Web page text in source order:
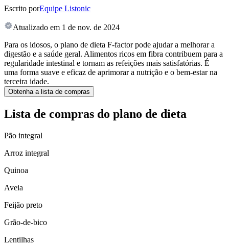
Escrito porEquipe Listonic
Atualizado em 1 de nov. de 2024
Para os idosos, o plano de dieta F-factor pode ajudar a melhorar a
digestão e a saúde geral. Alimentos ricos em fibra contribuem para a
regularidade intestinal e tornam as refeições mais satisfatórias. É
uma forma suave e eficaz de aprimorar a nutrição e o bem-estar na
terceira idade.
Obtenha a lista de compras
Lista de compras do plano de dieta
Pão integral
Arroz integral
Quinoa
Aveia
Feijão preto
Grão-de-bico
Lentilhas